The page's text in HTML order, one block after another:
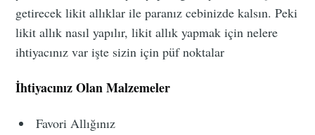
getirecek likit allıklar ile paranız cebinizde kalsın. Peki
likit allık nasıl yapılır, likit allık yapmak için nelere
ihtiyacınız var işte sizin için püf noktalar
İhtiyacınız Olan Malzemeler
Favori Allığınız